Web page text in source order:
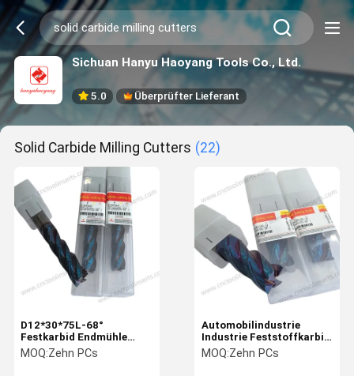
Sichuan Hanyu Haoyang Tools Co., Ltd.
5.0 Überprüfter Lieferant
Solid Carbide Milling Cutters (22)
D12*30*75L-68°
Festkarbid Endmühle
Automobilindustrie
Energie
MOQ:Zehn PCs
Automobilindustrie
Industrie Feststoffkarbid
Endmühle Luft- und
Raumfahrt D20*45*100L-
MOQ:Zehn PCs